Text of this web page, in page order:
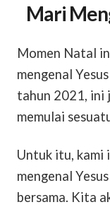
Mari
Momen Natal
mengenal
tahun 2021, ini
memulai
Untuk itu, kami
mengenal
bersama. Kita